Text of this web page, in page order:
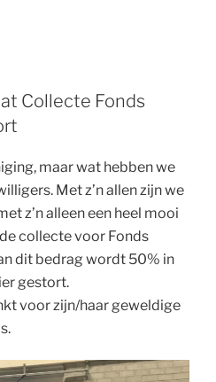
Collecte Fonds
maar wat hebben we
Met z’n allen zijn we
z’n alleen een heel mooi
collecte voor Fonds
dit bedrag wordt 50% in
gestort.
voor zijn/haar geweldige